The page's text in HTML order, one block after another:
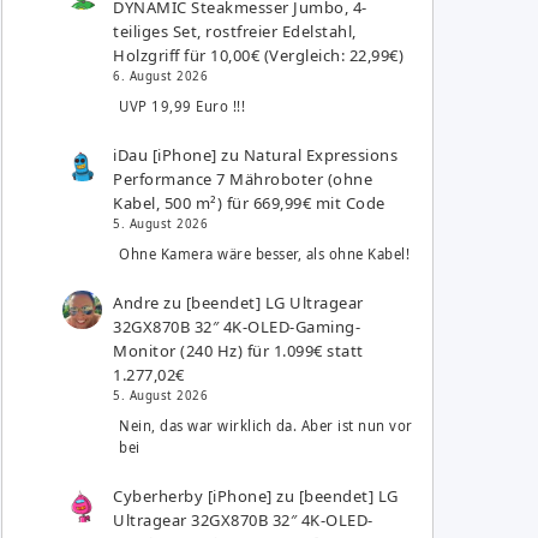
DYNAMIC Steakmesser Jumbo, 4-
teiliges Set, rostfreier Edelstahl,
Holzgriff für 10,00€ (Vergleich: 22,99€)
6. August 2026
UVP 19,99 Euro !!!
iDau [iPhone] zu Natural Expressions
Performance 7 Mähroboter (ohne
Kabel, 500 m²) für 669,99€ mit Code
5. August 2026
Ohne Kamera wäre besser, als ohne Kabel!
Andre zu [beendet] LG Ultragear
32GX870B 32″ 4K-OLED-Gaming-
Monitor (240 Hz) für 1.099€ statt
1.277,02€
5. August 2026
Nein, das war wirklich da. Aber ist nun vor
bei
Cyberherby [iPhone] zu [beendet] LG
Ultragear 32GX870B 32″ 4K-OLED-